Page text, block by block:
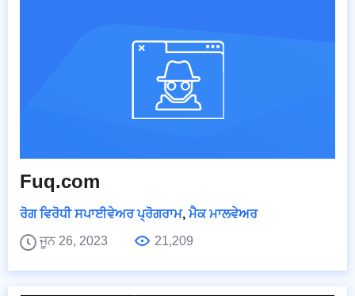
Fuq.com
ਰੋਗ ਵਿਰੋਧੀ ਸਪਾਈਵੇਅਰ ਪ੍ਰੋਗਰਾਮ, ਮੈਕ ਮਾਲਵੇਅਰ
ਜੂਨ 26, 2023
21,209